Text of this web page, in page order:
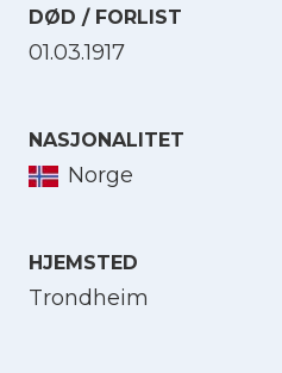
DØD / FORLIST
01.03.1917
NASJONALITET
Norge
HJEMSTED
Trondheim